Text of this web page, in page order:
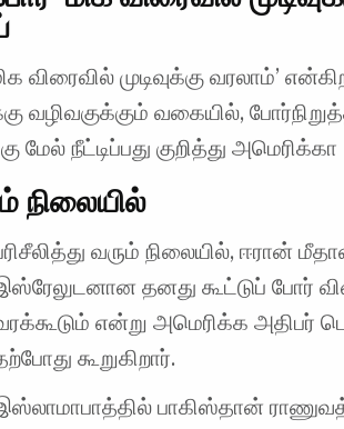
விரைவில் முடிவுக்கு வரலாம்’
வழிவகுக்கும் வகையில்,
நீட்டிப்பது குறித்து அமெரிக்கா
நிலையில்
வரும் நிலையில், ஈரான்
தனது கூட்டுப் போர்
என்று அமெரிக்க அதிபர்
கூறுகிறார்.
பாகிஸ்தான்